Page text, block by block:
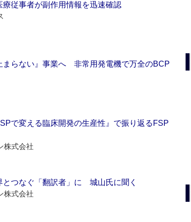
療従事者が副作用情報を迅速確認
まらない』事業へ 非常用発電機で万全のBCP
で変える臨床開発の生産性』で振り返るFSP
株式会社
とつなぐ「翻訳者」に 城山氏に聞く
株式会社